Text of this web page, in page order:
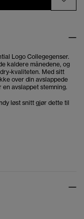
Logo Collegegenser.
kaldere månedene, og
kvaliteten. Med sitt
over din avslappede
avslappet stemning.
løst snitt gjør dette til